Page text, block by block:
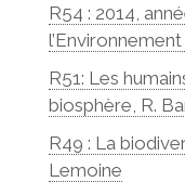
R54 : 2014,
R51: Les
biosphère, R.
R49 : La
Lemoine